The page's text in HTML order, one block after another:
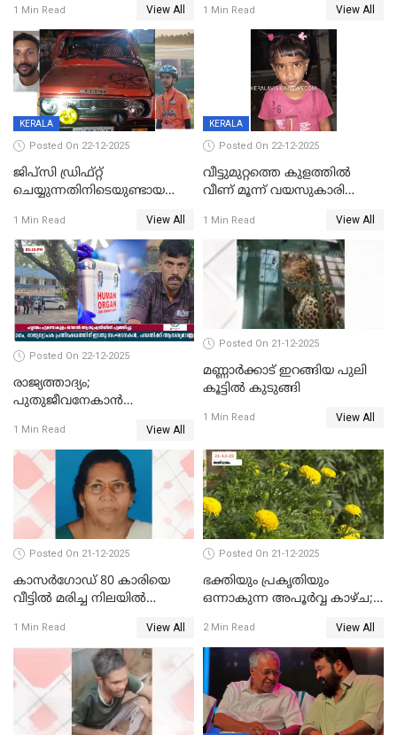
ചിത്രങ്ങളടക്കം കത്തിയ
നിലയിൽ
1 Min Read View All
സംഭവം മാവേലിക്കരയിൽ
1 Min Read View All
KERALA
Posted On 22-12-2025
ജിപ്സി ഡ്രിഫ്റ്റ്
ചെയ്യുന്നതിനിടെയുണ്ടായ
ദാരുണാന്ത്യം; ജീപ്സി
ഓടിച്ചയാൾ അറസ്റ്റിൽ.
1 Min Read View All
KERALA
Posted On 22-12-2025
വീട്ടുമുറ്റത്തെ കുളത്തിൽ
വീണ് മൂന്ന് വയസുകാരി
1 Min Read View All
Posted On 22-12-2025
രാജ്യത്താദ്യം;
പുതുജീവനേകാൻ
എറണാകുളം സർക്കാർ
ജനറൽ
ആശുപത്രിയിലെത്തിച്ചു
1 Min Read View All
Posted On 21-12-2025
മണ്ണാർക്കാട് ഇറങ്ങിയ പുലി
കൂട്ടിൽ കുടുങ്ങി
1 Min Read View All
Posted On 21-12-2025
കാസർഗോഡ് 80 കാരിയെ
വീട്ടിൽ മരിച്ച നിലയിൽ
1 Min Read View All
Posted On 21-12-2025
ഭക്തിയും പ്രകൃതിയും
ഒന്നാകുന്ന അപൂര്‍വ്വ കാഴ്ച;
കാഴ്ചാനുഭവമൊരുക്കി
ശബരീ നന്ദനം
2 Min Read View All